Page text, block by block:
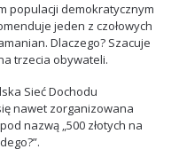
populacji demokratycznym
jeden z czołowych
Dlaczego? Szacuje
trzecia obywateli.
Sieć Dochodu
nawet zorganizowana
nazwą „500 złotych na